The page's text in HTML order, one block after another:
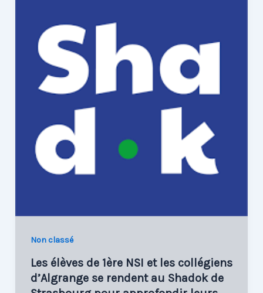
Non classé
Les élèves de 1ère NSI et les collégiens
d’Algrange se rendent au Shadok de